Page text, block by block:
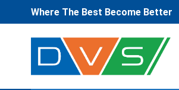
Where The Best Become Better